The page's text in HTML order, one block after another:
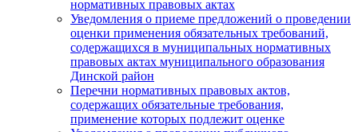
нормативных правовых актах
Уведомления о приеме предложений о проведении
оценки применения обязательных требований,
содержащихся в муниципальных нормативных
правовых актах муниципального образования
Динской район
Перечни нормативных правовых актов,
содержащих обязательные требования,
применение которых подлежит оценке